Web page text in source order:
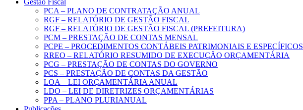
Gestão Fiscal
PCA – PLANO DE CONTRATAÇÃO ANUAL
RGF – RELATÓRIO DE GESTÃO FISCAL
RGF – RELATÓRIO DE GESTÃO FISCAL (PREFEITURA)
PCM – PRESTAÇÃO DE CONTAS MENSAL
PCPE – PROCEDIMENTOS CONTÁBEIS PATRIMONIAIS E ESPECÍFICOS
RREO – RELATÓRIO RESUMIDO DE EXECUÇÃO ORÇAMENTÁRIA
PCG – PRESTAÇÃO DE CONTAS DO GOVERNO
PCS – PRESTAÇÃO DE CONTAS DA GESTÃO
LOA – LEI ORÇAMENTÁRIA ANUAL
LDO – LEI DE DIRETRIZES ORÇAMENTÁRIAS
PPA – PLANO PLURIANUAL